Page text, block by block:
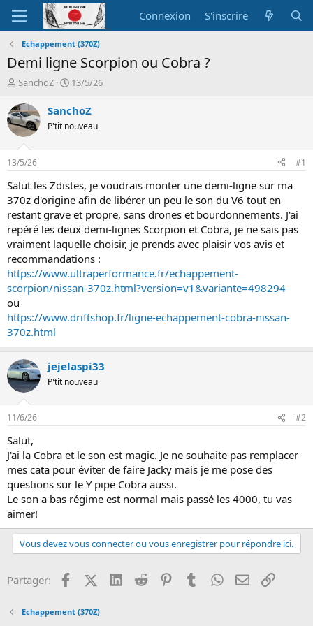
Connexion S'inscrire
Echappement (370Z)
Demi ligne Scorpion ou Cobra ?
A
t
e
u
r
d
e
l
a
d
i
s
c
u
s
s
i
o
n
SanchoZ
D
t
d
é
b
t
13/5/26
SanchoZ
P'tit nouveau
13/5/26 #1
Salut les Zdistes, je voudrais monter une demi-ligne sur ma
370z d'origine afin de libérer un peu le son du V6 tout en
restant grave et propre, sans drones et bourdonnements. J'ai
repéré les deux demi-lignes Scorpion et Cobra, je ne sais pas
vraiment laquelle choisir, je prends avec plaisir vos avis et
recommandations :
https://www.ultraperformance.fr/echappement-
scorpion/nissan-370z.html?version=v1&variante=498294
ou
https://www.driftshop.fr/ligne-echappement-cobra-nissan-
370z.html
jejelaspi33
P'tit nouveau
11/6/26 #2
Salut,
J'ai la Cobra et le son est magic. Je ne souhaite pas remplacer
mes cata pour éviter de faire Jacky mais je me pose des
questions sur le Y pipe Cobra aussi.
Le son a bas régime est normal mais passé les 4000, tu vas
aimer!
Vous devez vous connecter ou vous enregistrer pour répondre ici.
Partager: FacebookX (Twitter)
LinkedInReddit PinterestTumblrWhatsApp
EmailLien
Echappement (370Z)